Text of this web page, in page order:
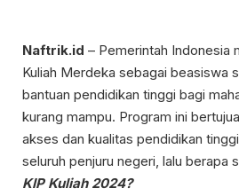
Naftrik.id – Pemerintah Indonesia
Kuliah Merdeka sebagai beasiswa
bantuan pendidikan tinggi bagi
kurang mampu. Program ini
akses dan kualitas pendidikan
seluruh penjuru negeri, lalu berapa
KIP Kuliah 2024?